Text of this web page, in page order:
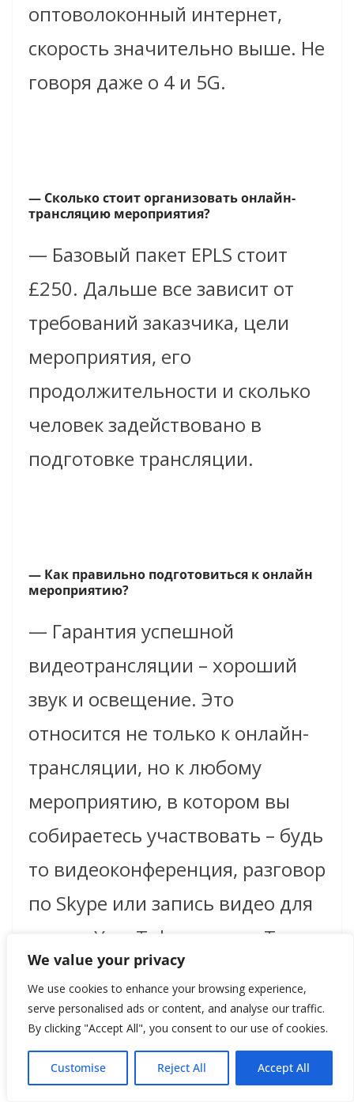
We value your privacy
We use cookies to enhance your browsing experience,
serve personalised ads or content, and analyse our traffic.
By clicking "Accept All", you consent to our use of cookies.
Customise Reject All Accept All
оптоволоконный интернет,
скорость значительно выше. Не
говоря даже о 4 и 5G.
— Сколько стоит организовать онлайн-
трансляцию мероприятия?
— Базовый пакет EPLS стоит
£250. Дальше все зависит от
требований заказчика, цели
мероприятия, его
продолжительности и сколько
человек задействовано в
подготовке трансляции.
— Как правильно подготовиться к онлайн
мероприятию?
— Гарантия успешной
видеотрансляции – хороший
звук и освещение. Это
относится не только к онлайн-
трансляции, но к любому
мероприятию, в котором вы
собираетесь участвовать – будь
то видеоконференция, разговор
по Skype или запись видео для
своего YourTube канала. Также
важно исключить посторонние
шумы. С креативным подходом
даже небольшое пространство
можно превратить в